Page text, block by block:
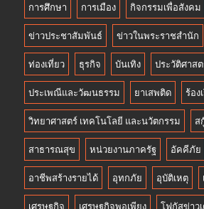
การศึกษา การเมือง กิจกรรมเพื่อสังคม
ข่าวประชาสัมพันธ์ ข่าวในพระราชสำนัก
ท่องเที่ยว ธุรกิจ บันเทิง ประวัติศาส
ประเพณีและวัฒนธรรม ยาเสพติด ร้อง
วิทยาศาสตร์ เทคโนโลยี และนวัตกรรม ส
สาธารณสุข หน่วยงานภาครัฐ อัคคีภัย
อาชีพสร้างรายได้ อุทกภัย อุบัติเหตุ
เศรษฐกิจ เศรษฐกิจพอเพียง โฟกัสข่าว